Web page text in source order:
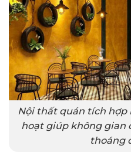
Nội thất quán tích hợp
hoạt giúp không gian
thoáng